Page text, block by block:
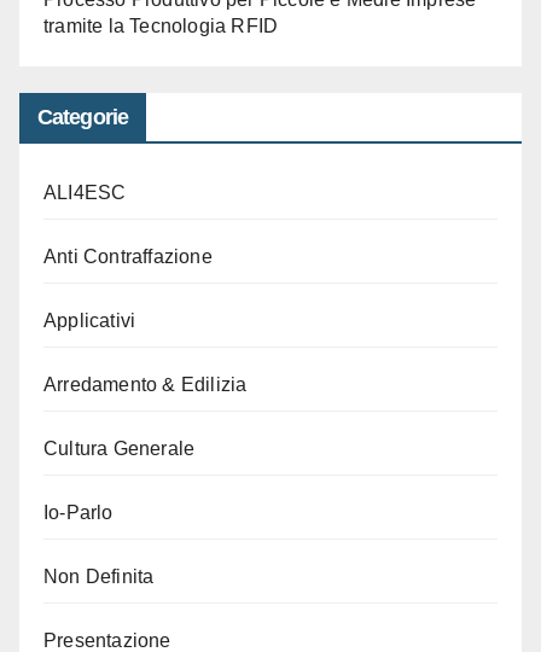
tramite la Tecnologia RFID
Categorie
ALI4ESC
Anti Contraffazione
Applicativi
Arredamento & Edilizia
Cultura Generale
Io-Parlo
Non Definita
Presentazione